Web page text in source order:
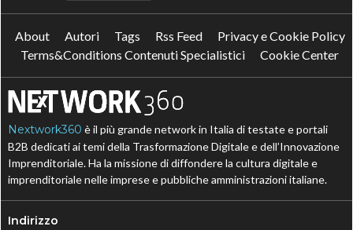
About Autori Tags Rss Feed
Privacy e Cookie Policy
Terms&Conditions Contenuti Specialistici
Cookie Center
Nextwork360 è il più grande network in Italia di testate e portali
B2B dedicati ai temi della Trasformazione Digitale e dell’Innovazione
Imprenditoriale. Ha la missione di diffondere la cultura digitale e
imprenditoriale nelle imprese e pubbliche amministrazioni italiane.
Indirizzo